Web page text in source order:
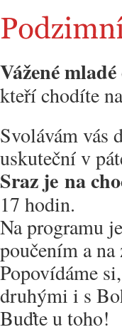
Vážené
kteří chodíte
Svolávám vás
uskuteční v
Sraz je na
17 hodin.
Na programu
poučením a na
Popovídáme
druhými i s
Buďte u toho!